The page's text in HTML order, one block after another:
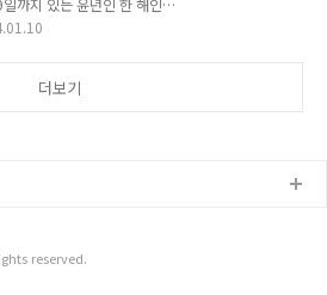
합격으로 구분된 자료이고
무래도 서울대는 상징성이 있
까지 있는 윤년인 한 해인데
없이 며칠이나 자유로운 휴
었습니다. 작아 보이기도 하
. 기대되는데요..
더보기
reserved.